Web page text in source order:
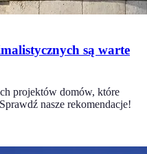
są warte
projektów domów, które
nasze rekomendacje!